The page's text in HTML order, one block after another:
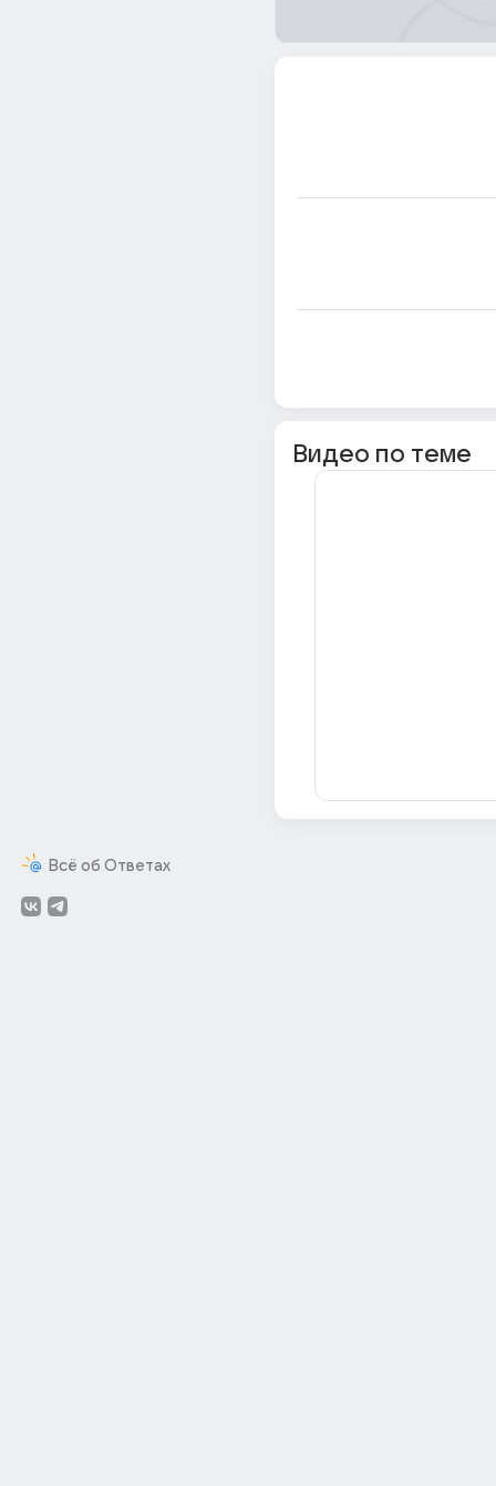
Всё об Ответах
Видео по теме